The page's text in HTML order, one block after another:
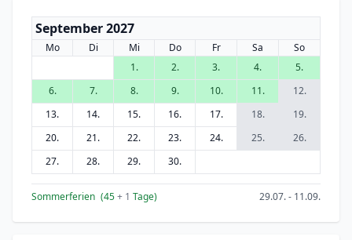
September 2027
Mo Di Mi Do Fr Sa
So
1.
2. 3. 4.
5.
6.
7. 8. 9. 10. 11.
12.
13.
14. 15. 16. 17. 18.
19.
20.
21. 22. 23. 24. 25.
26.
27.
28. 29. 30.
Sommerferien (45+ 1 Tage) 29.07. - 11.09.